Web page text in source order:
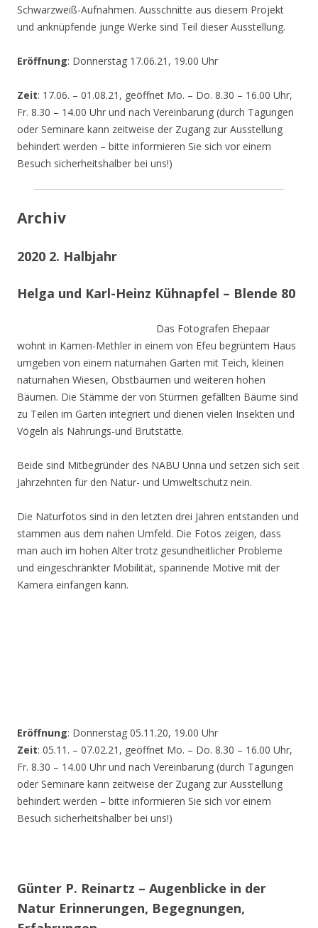
Schwarzweiß-Aufnahmen. Ausschnitte aus diesem Projekt
und anknüpfende junge Werke sind Teil dieser Ausstellung.
Eröffnung: Donnerstag 17.06.21, 19.00 Uhr
Zeit: 17.06. – 01.08.21, geöffnet Mo. – Do. 8.30 – 16.00 Uhr,
Fr. 8.30 – 14.00 Uhr und nach Vereinbarung (durch Tagungen
oder Seminare kann zeitweise der Zugang zur Ausstellung
behindert werden – bitte informieren Sie sich vor einem
Besuch sicherheitshalber bei uns!)
Archiv
2020 2. Halbjahr
Helga und Karl-Heinz Kühnapfel – Blende 80
Das Fotografen Ehepaar
wohnt in Kamen-Methler in einem von Efeu begrüntem Haus
umgeben von einem naturnahen Garten mit Teich, kleinen
naturnahen Wiesen, Obstbäumen und weiteren hohen
Bäumen. Die Stämme der von Stürmen gefällten Bäume sind
zu Teilen im Garten integriert und dienen vielen Insekten und
Vögeln als Nahrungs-und Brutstätte.
Beide sind Mitbegründer des NABU Unna und setzen sich seit
Jahrzehnten für den Natur- und Umweltschutz nein.
Die Naturfotos sind in den letzten drei Jahren entstanden und
stammen aus dem nahen Umfeld. Die Fotos zeigen, dass
man auch im hohen Alter trotz gesundheitlicher Probleme
und eingeschränkter Mobilität, spannende Motive mit der
Kamera einfangen kann.
Eröffnung: Donnerstag 05.11.20, 19.00 Uhr
Zeit: 05.11. – 07.02.21, geöffnet Mo. – Do. 8.30 – 16.00 Uhr,
Fr. 8.30 – 14.00 Uhr und nach Vereinbarung (durch Tagungen
oder Seminare kann zeitweise der Zugang zur Ausstellung
behindert werden – bitte informieren Sie sich vor einem
Besuch sicherheitshalber bei uns!)
Günter P. Reinartz – Augenblicke in der
Natur Erinnerungen, Begegnungen,